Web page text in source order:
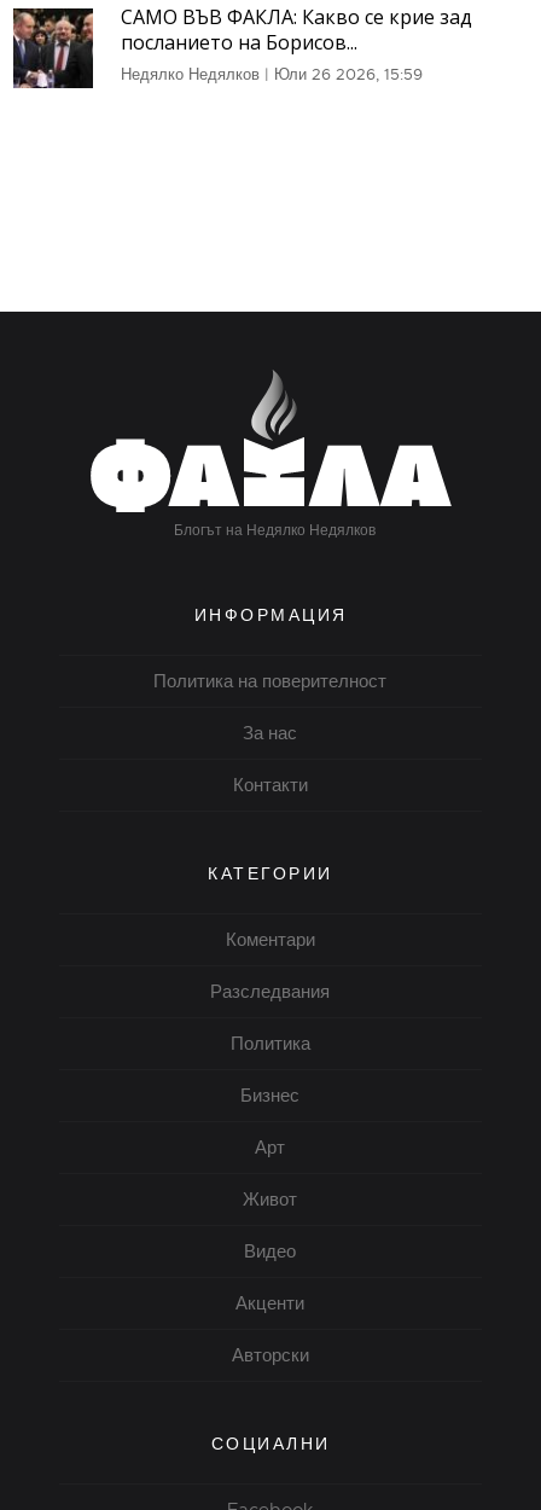
САМО ВЪВ ФАКЛА: Какво се крие зад
посланието на Борисов...
Недялко Недялков | Юли 26 2026, 15:59
Блогът на Недялко Недялков
ИНФОРМАЦИЯ
Политика на поверителност
За нас
Контакти
КАТЕГОРИИ
Коментари
Разследвания
Политика
Бизнес
Арт
Живот
Видео
Акценти
Авторски
СОЦИАЛНИ